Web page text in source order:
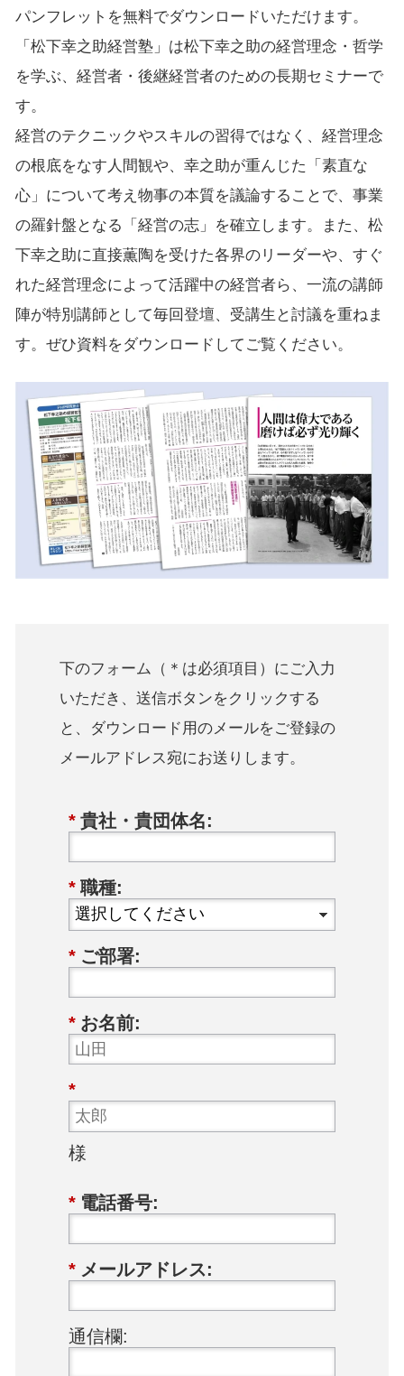
パンフレットを無料でダウンロードいただけます。
「松下幸之助経営塾」は松下幸之助の経営理念・哲学
を学ぶ、経営者・後継経営者のための長期セミナーで
す。
経営のテクニックやスキルの習得ではなく、経営理念
の根底をなす人間観や、幸之助が重んじた「素直な
心」について考え物事の本質を議論することで、事業
の羅針盤となる「経営の志」を確立します。また、松
下幸之助に直接薫陶を受けた各界のリーダーや、すぐ
れた経営理念によって活躍中の経営者ら、一流の講師
陣が特別講師として毎回登壇、受講生と討議を重ねま
す。ぜひ資料をダウンロードしてご覧ください。
下のフォーム（＊は必須項目）にご入力
いただき、送信ボタンをクリックする
と、ダウンロード用のメールをご登録の
メールアドレス宛にお送りします。
* 貴社・貴団体名:
* 職種:
* ご部署:
* お名前:
*
様
* 電話番号:
* メールアドレス:
通信欄: